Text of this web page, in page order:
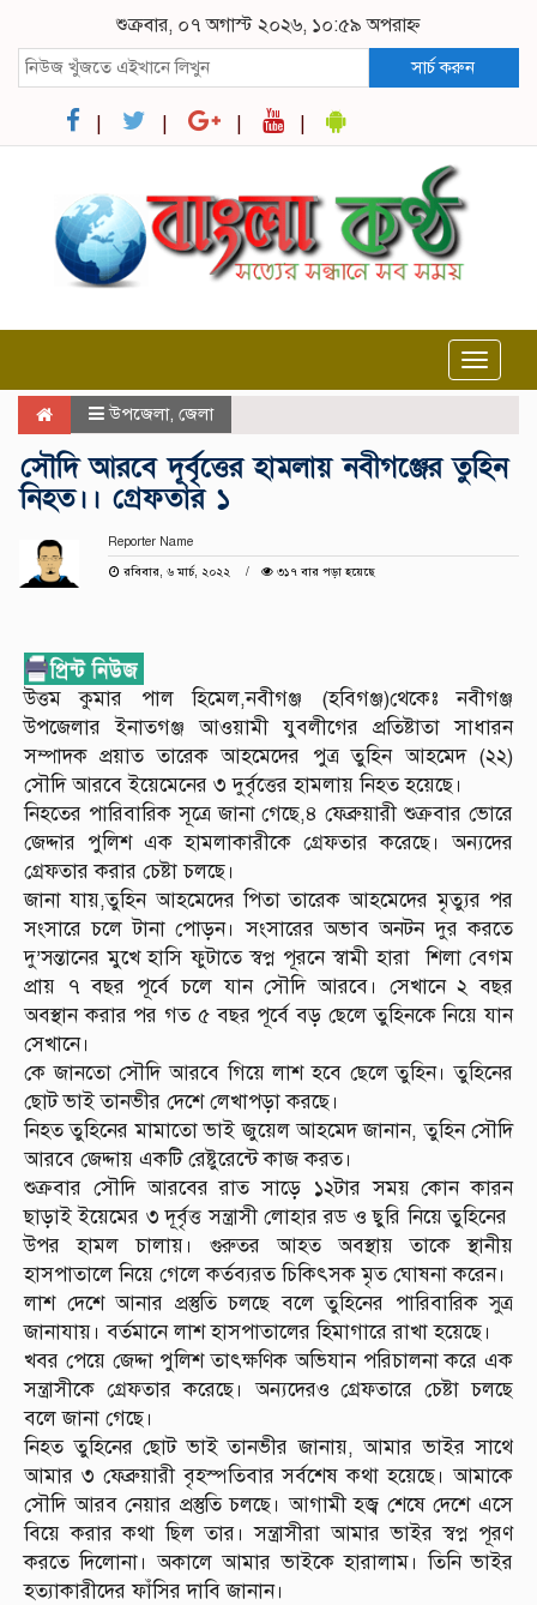
শুক্রবার, ০৭ অগাস্ট ২০২৬, ১০:৫৯ অপরাহ্ন
সার্চ করুন
Toggle
উপজেলা, জেলা
সৌদি আরবে দূর্বৃত্তের হামলায় নবীগঞ্জের তুহিন
নিহত।। গ্রেফতার ১
Reporter Name
রবিবার, ৬ মার্চ, ২০২২
৩১৭ বার পড়া হয়েছে
উত্তম কুমার পাল হিমেল,নবীগঞ্জ (হবিগঞ্জ)থেকেঃ নবীগঞ্জ
উপজেলার ইনাতগঞ্জ আওয়ামী যুবলীগের প্রতিষ্টাতা সাধারন
সম্পাদক প্রয়াত তারেক আহমেদের পুত্র তুহিন আহমেদ (২২)
সৌদি আরবে ইয়েমেনের ৩ দুর্বৃত্তের হামলায় নিহত হয়েছে।
নিহতের পারিবারিক সূত্রে জানা গেছে,৪ ফেব্রুয়ারী শুক্রবার ভোরে
জেদ্দার পুলিশ এক হামলাকারীকে গ্রেফতার করেছে। অন্যদের
গ্রেফতার করার চেষ্টা চলছে।
জানা যায়,তুহিন আহমেদের পিতা তারেক আহমেদের মৃত্যুর পর
সংসারে চলে টানা পোড়ন। সংসারের অভাব অনটন দুর করতে
দু’সন্তানের মুখে হাসি ফুটাতে স্বপ্ন পূরনে স্বামী হারা শিলা বেগম
প্রায় ৭ বছর পূর্বে চলে যান সৌদি আরবে। সেখানে ২ বছর
অবস্থান করার পর গত ৫ বছর পূর্বে বড় ছেলে তুহিনকে নিয়ে যান
সেখানে।
কে জানতো সৌদি আরবে গিয়ে লাশ হবে ছেলে তুহিন। তুহিনের
ছোট ভাই তানভীর দেশে লেখাপড়া করছে।
নিহত তুহিনের মামাতো ভাই জুয়েল আহমেদ জানান, তুহিন সৌদি
আরবে জেদ্দায় একটি রেষ্টুরেন্টে কাজ করত।
শুক্রবার সৌদি আরবের রাত সাড়ে ১২টার সময় কোন কারন
ছাড়াই ইয়েমের ৩ দূর্বৃত্ত সন্ত্রাসী লোহার রড ও ছুরি নিয়ে তুহিনের
উপর হামল চালায়। গুরুতর আহত অবস্থায় তাকে স্থানীয়
হাসপাতালে নিয়ে গেলে কর্তব্যরত চিকিৎসক মৃত ঘোষনা করেন।
লাশ দেশে আনার প্রস্তুতি চলছে বলে তুহিনের পারিবারিক সুত্র
জানাযায়। বর্তমানে লাশ হাসপাতালের হিমাগারে রাখা হয়েছে।
খবর পেয়ে জেদ্দা পুলিশ তাৎক্ষণিক অভিযান পরিচালনা করে এক
সন্ত্রাসীকে গ্রেফতার করেছে। অন্যদেরও গ্রেফতারে চেষ্টা চলছে
বলে জানা গেছে।
নিহত তুহিনের ছোট ভাই তানভীর জানায়, আমার ভাইর সাথে
আমার ৩ ফেব্রুয়ারী বৃহস্পতিবার সর্বশেষ কথা হয়েছে। আমাকে
সৌদি আরব নেয়ার প্রস্তুতি চলছে। আগামী হজ্ব শেষে দেশে এসে
বিয়ে করার কথা ছিল তার। সন্ত্রাসীরা আমার ভাইর স্বপ্ন পূরণ
করতে দিলোনা। অকালে আমার ভাইকে হারালাম। তিনি ভাইর
হত্যাকারীদের ফাঁসির দাবি জানান।